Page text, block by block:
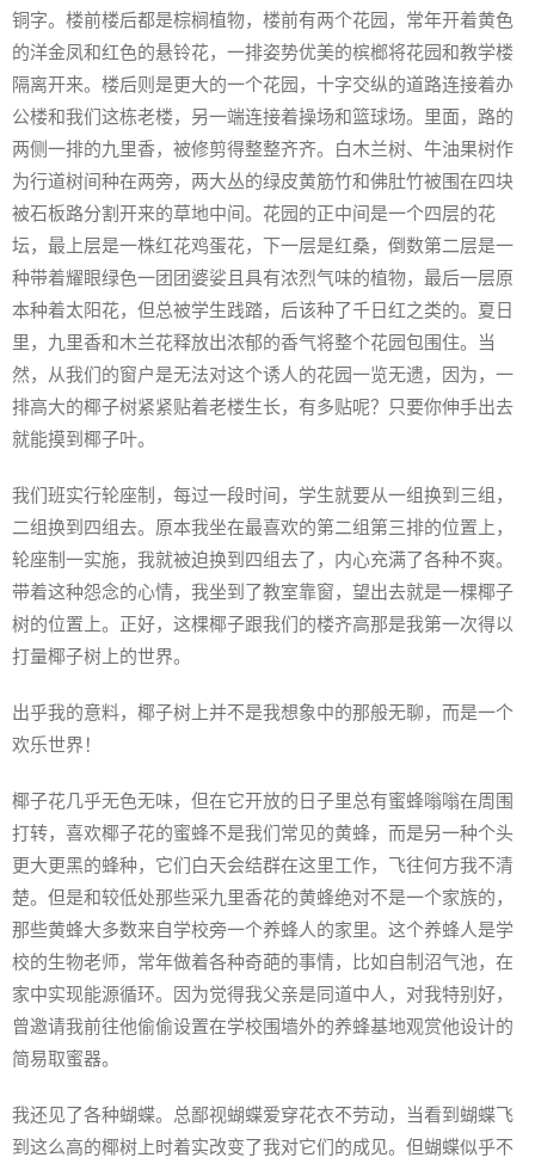
铜字。楼前楼后都是棕榈植物，楼前有两个花园，常年开着黄色
的洋金凤和红色的悬铃花，一排姿势优美的槟榔将花园和教学楼
隔离开来。楼后则是更大的一个花园，十字交纵的道路连接着办
公楼和我们这栋老楼，另一端连接着操场和篮球场。里面，路的
两侧一排的九里香，被修剪得整整齐齐。白木兰树、牛油果树作
为行道树间种在两旁，两大丛的绿皮黄筋竹和佛肚竹被围在四块
被石板路分割开来的草地中间。花园的正中间是一个四层的花
坛，最上层是一株红花鸡蛋花，下一层是红桑，倒数第二层是一
种带着耀眼绿色一团团婆娑且具有浓烈气味的植物，最后一层原
本种着太阳花，但总被学生践踏，后该种了千日红之类的。夏日
里，九里香和木兰花释放出浓郁的香气将整个花园包围住。当
然，从我们的窗户是无法对这个诱人的花园一览无遗，因为，一
排高大的椰子树紧紧贴着老楼生长，有多贴呢？只要你伸手出去
就能摸到椰子叶。
我们班实行轮座制，每过一段时间，学生就要从一组换到三组，
二组换到四组去。原本我坐在最喜欢的第二组第三排的位置上，
轮座制一实施，我就被迫换到四组去了，内心充满了各种不爽。
带着这种怨念的心情，我坐到了教室靠窗，望出去就是一棵椰子
树的位置上。正好，这棵椰子跟我们的楼齐高那是我第一次得以
打量椰子树上的世界。
出乎我的意料，椰子树上并不是我想象中的那般无聊，而是一个
欢乐世界！
椰子花几乎无色无味，但在它开放的日子里总有蜜蜂嗡嗡在周围
打转，喜欢椰子花的蜜蜂不是我们常见的黄蜂，而是另一种个头
更大更黑的蜂种，它们白天会结群在这里工作，飞往何方我不清
楚。但是和较低处那些采九里香花的黄蜂绝对不是一个家族的，
那些黄蜂大多数来自学校旁一个养蜂人的家里。这个养蜂人是学
校的生物老师，常年做着各种奇葩的事情，比如自制沼气池，在
家中实现能源循环。因为觉得我父亲是同道中人，对我特别好，
曾邀请我前往他偷偷设置在学校围墙外的养蜂基地观赏他设计的
简易取蜜器。
我还见了各种蝴蝶。总鄙视蝴蝶爱穿花衣不劳动，当看到蝴蝶飞
到这么高的椰树上时着实改变了我对它们的成见。但蝴蝶似乎不